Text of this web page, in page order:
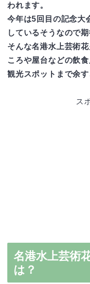
われます。
今年は5回目の記念大
しているそうなので
そんな名港水上芸術
ころや屋台などの飲
観光スポットまで余
ス
名港水上芸術
は？